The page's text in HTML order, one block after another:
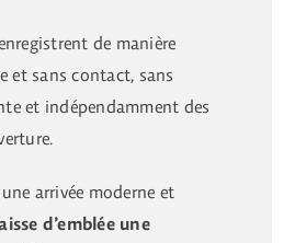
de manière
et sans contact, sans
et indépendamment des
arrivée moderne et
d’emblée une